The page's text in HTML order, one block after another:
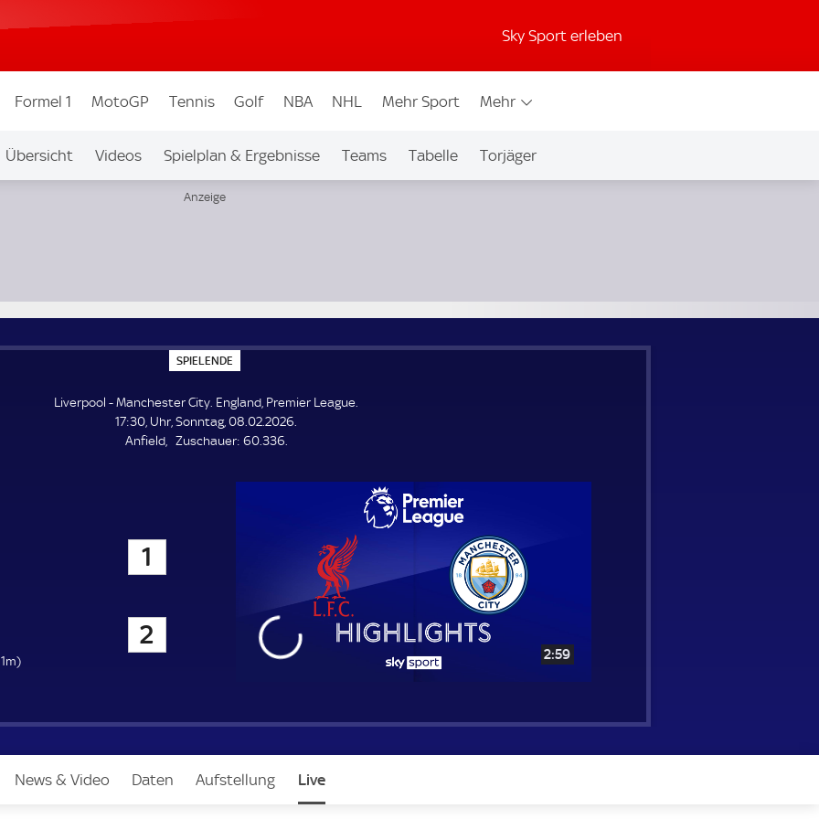
Sky Sport erleben
Formel 1 MotoGP Tennis Golf NBA NHL Mehr Sport Mehr
Übersicht Videos Spielplan & Ergebnisse Teams Tabelle Torjäger
Auf Sky
SPIELENDE
P
E
L
E
N
Liverpool - Manchester City. England, Premier League.
17:30, Uhr, Sonntag, 08.02.2026.
Anfield
Zuschauer: Z
60.336.
1
2
News & Video Daten Aufstellung Live